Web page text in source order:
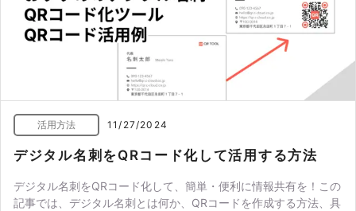
活用方法 11/27/2024
デジタル名刺をQRコード化して活用する方法
デジタル名刺をQRコード化して、簡単・便利に情報共有を！この
記事では、デジタル名刺とは何か、QRコードを作成する方法、具